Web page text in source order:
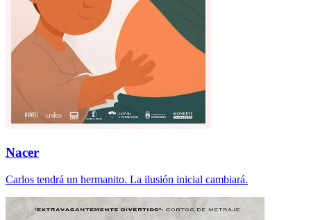
Nacer
Carlos tendrá un hermanito. La ilusión inicial cambiará.